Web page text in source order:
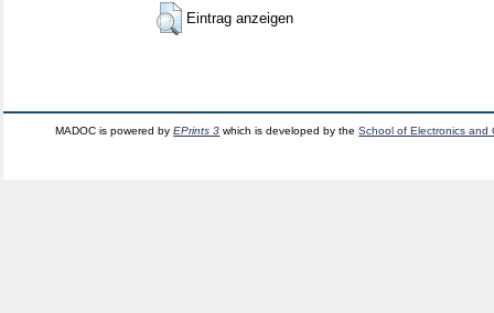
Eintrag anzeigen
MADOC is powered byEPrints 3 which is developed by theSchool of Electronics and